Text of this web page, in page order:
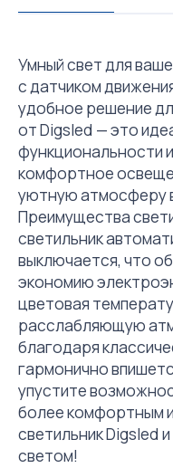
Умный свет для
с датчиком
удобное решение
от Digsled — это
функциональности
комфортное
уютную атмосферу
Преимущества
светильник
выключается, что
экономию
цветовая
расслабляющую
благодаря
гармонично
упустите
более комфортным
светильник Digsled
светом!